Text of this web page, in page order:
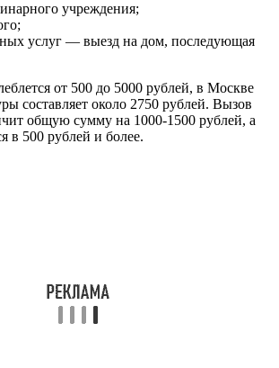
учреждения;
услуг — выезд на дом, последующая
от 500 до 5000 рублей, в Москве
составляет около 2750 рублей. Вызов
общую сумму на 1000-1500 рублей, а
в 500 рублей и более.